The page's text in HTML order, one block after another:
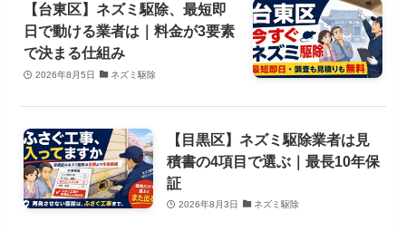
【台東区】ネズミ駆除、最短即
日で動ける業者は｜料金が3要素
で決まる仕組み
2026年8月5日 ネズミ駆除
【目黒区】ネズミ駆除業者は見
積書の4項目で選ぶ｜最長10年保
証
2026年8月3日 ネズミ駆除